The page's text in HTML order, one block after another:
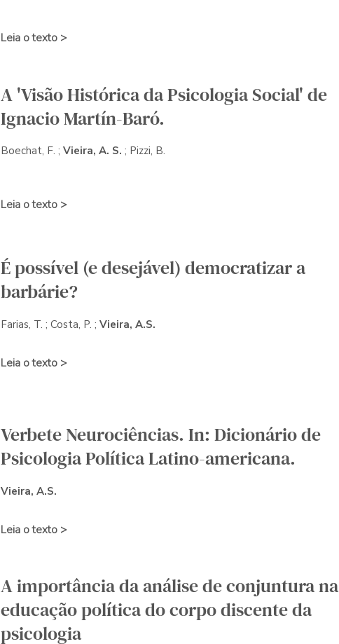
Leia o texto >
A 'Visão Histórica da Psicologia Social' de
Ignacio Martín-Baró.
Boechat, F. ;Vieira, A. S. ; Pizzi, B.
Leia o texto >
É possível (e desejável) democratizar a
barbárie?
Farias, T. ; Costa, P. ;Vieira, A.S.
Leia o texto >
Verbete Neurociências. In: Dicionário de
Psicologia Política Latino-americana.
Vieira, A.S.
Leia o texto >
A importância da análise de conjuntura na
educação política do corpo discente da
psicologia